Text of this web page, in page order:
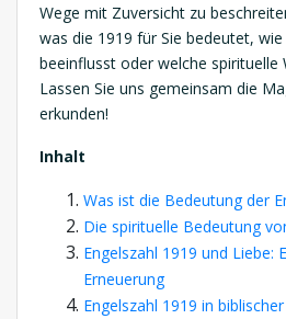
Wege mit Zuversicht zu
was die 1919 für Sie bedeutet,
beeinflusst oder welche spirituelle
Lassen Sie uns gemeinsam die
erkunden!
Inhalt
Was ist die Bedeutung der
Die spirituelle Bedeutung
Engelszahl 1919 und Liebe:
Erneuerung
Engelszahl 1919 in